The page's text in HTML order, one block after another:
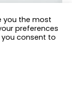
you the most
preferences
you consent to